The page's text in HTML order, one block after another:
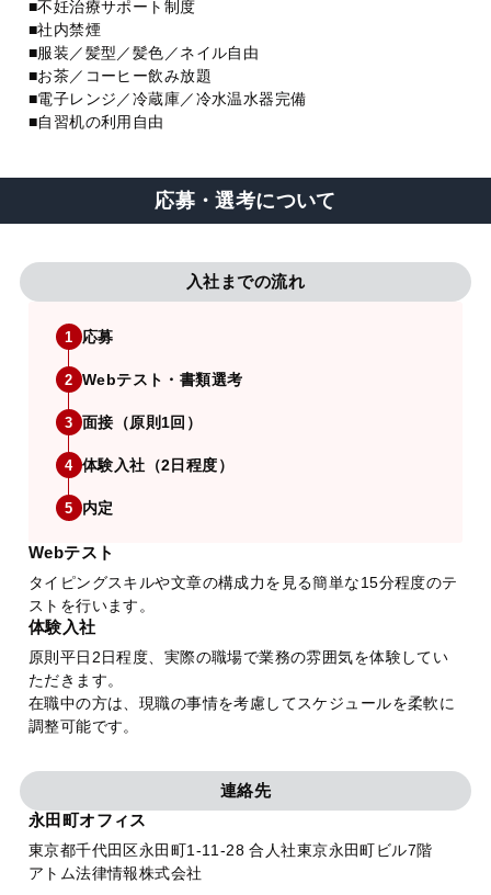
■不妊治療サポート制度
■社内禁煙
■服装／髪型／髪色／ネイル自由
■お茶／コーヒー飲み放題
■電子レンジ／冷蔵庫／冷水温水器完備
■自習机の利用自由
応募・選考について
入社までの流れ
1 応募
2 Webテスト・書類選考
3 面接（原則1回）
4 体験入社（2日程度）
5 内定
Webテスト
タイピングスキルや文章の構成力を見る簡単な15分程度のテ
ストを行います。
体験入社
原則平日2日程度、実際の職場で業務の雰囲気を体験してい
ただきます。
在職中の方は、現職の事情を考慮してスケジュールを柔軟に
調整可能です。
連絡先
永田町オフィス
東京都千代田区永田町1-11-28 合人社東京永田町ビル7階
アトム法律情報株式会社